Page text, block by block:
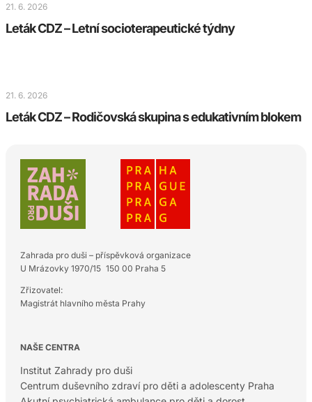
21. 6. 2026
Leták CDZ – Letní socioterapeutické týdny
21. 6. 2026
Leták CDZ – Rodičovská skupina s edukativním blokem
Zahrada pro duši – příspěvková organizace
U Mrázovky 1970/15 150 00 Praha 5
Zřizovatel:
Magistrát hlavního města Prahy
NAŠE CENTRA
Institut Zahrady pro duši
Centrum duševního zdraví pro děti a adolescenty Praha